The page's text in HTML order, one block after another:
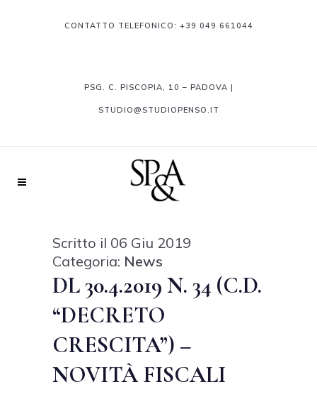
CONTATTO TELEFONICO: +39 049 661044
PSG. C. PISCOPIA, 10 – PADOVA |
STUDIO@STUDIOPENSO.IT
Scritto il 06 Giu 2019
Categoria: News
DL 30.4.2019 N. 34 (C.D.
“DECRETO
CRESCITA”) –
NOVITÀ FISCALI